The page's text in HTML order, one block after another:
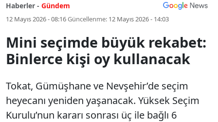
Haberler - Gündem
12 Mayıs 2026 - 08:16Güncellenme: 12 Mayıs 2026 - 14:03
Mini seçimde büyük rekabet:
Binlerce kişi oy kullanacak
Tokat, Gümüşhane ve Nevşehir’de seçim
heyecanı yeniden yaşanacak. Yüksek Seçim
Kurulu’nun kararı sonrası üç ile bağlı 6